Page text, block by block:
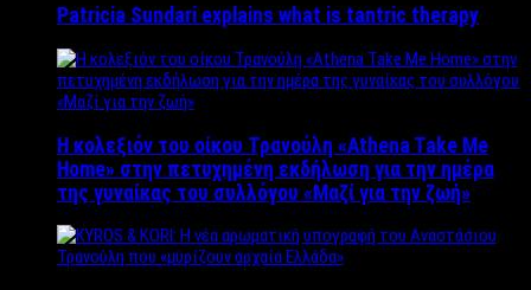
Patricia Sundari explains what is tantric therapy
Η κολεξιόν του οίκου Τρανούλη «Athena Take Me
Home» στην πετυχημένη εκδήλωση για την ημέρα
της γυναίκας του συλλόγου «Μαζί για την ζωή»